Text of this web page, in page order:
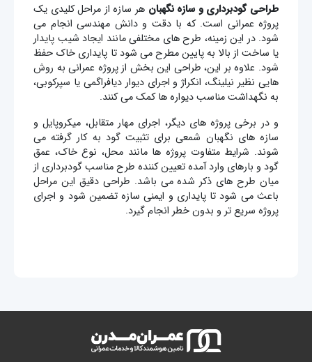
طراحی گودبرداری و سازه نگهبان هر سازه از مراحل کلیدی یک
پروژه عمرانی است. که با دقت و دانش مهندسی انجام می
شود. در این زمینه، طرح های مختلفی مانند ایجاد شیب پایدار
یا ساخت از بالا به پایین مطرح می شود تا پایداری خاک حفظ
شود. علاوه بر این، طراحی این بخش از پروژه عمرانی به روش
هایی نظیر نیلینگ، انکراژ و اجرای دیوار دیافراگمی یا سپرکوبی،
به نگهداشت مناسب دیواره ها کمک می کنند.
و در برخی پروژه های دیگر، اجرای مهار متقابل، میکروپایل و
سازه های نگهبان شمعی برای تثبیت گود به کار گرفته می
شوند. شرایط متفاوت پروژه ها مانند محل، نوع خاک، عمق
گود و بارهای وارد آمده تعیین کننده طرح مناسب گودبرداری از
میان طرح های ذکر شده می باشد. طراحی دقیق این مراحل
باعث می شود تا پایداری و ایمنی سازه تضمین شود و اجرای
پروژه سریع تر و بدون خطر انجام گیرد.